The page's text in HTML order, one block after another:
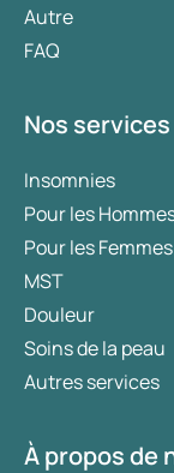
Autre
FAQ
Nos
Insomnies
Pour les
Pour les Femmes
MST
Douleur
Soins de la peau
Autres services
À propos de